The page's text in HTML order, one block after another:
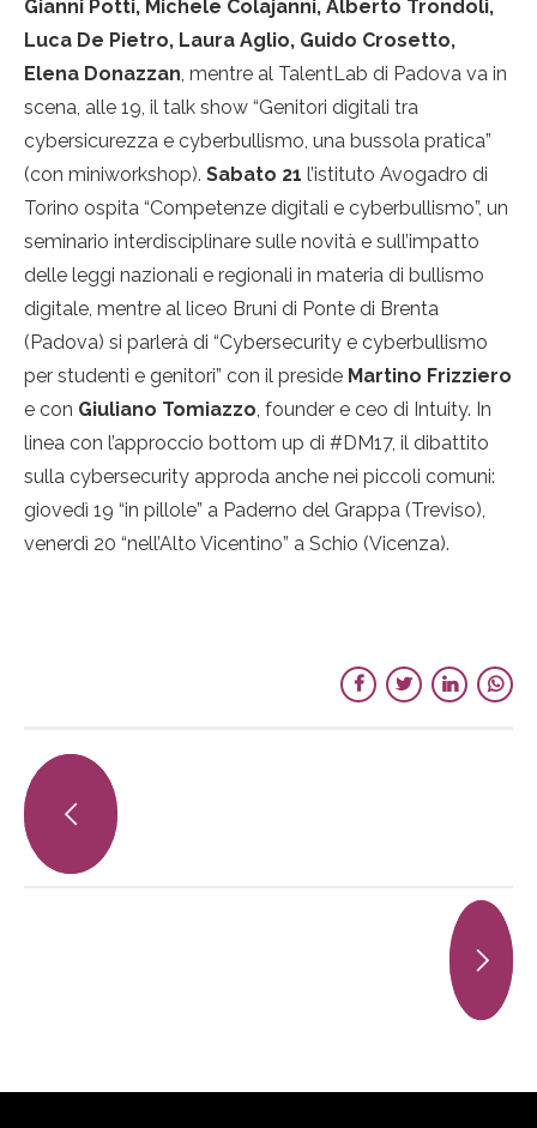
Gianni Potti, Michele Colajanni, Alberto Trondoli,
Luca De Pietro, Laura Aglio, Guido Crosetto,
Elena Donazzan, mentre al TalentLab di Padova va in
scena, alle 19, il talk show “Genitori digitali tra
cybersicurezza e cyberbullismo, una bussola pratica”
(con miniworkshop). Sabato 21 l’istituto Avogadro di
Torino ospita “Competenze digitali e cyberbullismo”, un
seminario interdisciplinare sulle novità e sull’impatto
delle leggi nazionali e regionali in materia di bullismo
digitale, mentre al liceo Bruni di Ponte di Brenta
(Padova) si parlerà di “Cybersecurity e cyberbullismo
per studenti e genitori” con il preside Martino Frizziero
e con Giuliano Tomiazzo, founder e ceo di Intuity. In
linea con l’approccio bottom up di #DM17, il dibattito
sulla cybersecurity approda anche nei piccoli comuni:
giovedì 19 “in pillole” a Paderno del Grappa (Treviso),
venerdì 20 “nell’Alto Vicentino” a Schio (Vicenza).